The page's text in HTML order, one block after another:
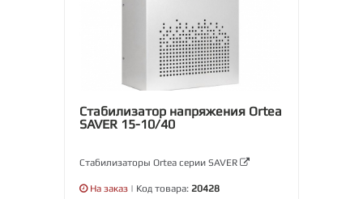
Стабилизатор напряжения Ortea
SAVER 15-10/40
Стабилизаторы Ortea серии SAVER
На заказ | Код товара: 20428